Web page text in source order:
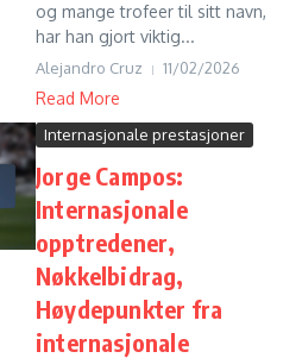
og mange trofeer til sitt navn,
har han gjort viktig...
Alejandro Cruz 11/02/2026
Read More
Internasjonale prestasjoner
Jorge Campos:
Internasjonale
opptredener,
Nøkkelbidrag,
Høydepunkter fra
internasjonale